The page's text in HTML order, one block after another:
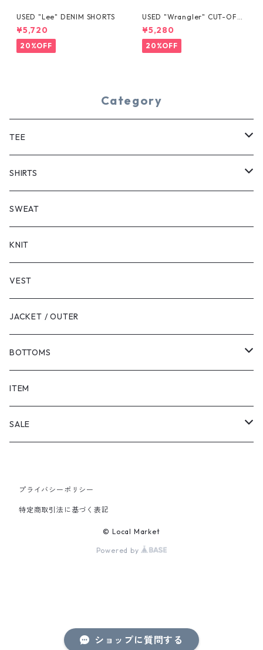
ショップに質問する
USED "Lee" DENIM SHORTS
¥5,720
20%OFF
USED "Wrangler" CUT-OFF
DENIM SHORTS
¥5,280
20%OFF
Category
TEE
SHORT SLEEVE
LONG SLEEVE
SHIRTS
SHORT SLEEVE
LONG SLEEVE
SWEAT
KNIT
VEST
JACKET / OUTER
BOTTOMS
SHORTS
PANTS
ITEM
SALE
PANTS
プライバシーポリシー
特定商取引法に基づく表記
© Local Market
Powered by